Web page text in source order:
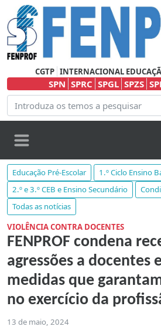
CGTP INTERNACIONAL
SPN SPRC SPGL SPZS
Educação Pré-Escolar
1.º Ciclo Ensino
2.º e 3.º CEB e Ensino Secundário
Todas as notícias
VIOLÊNCIA CONTRA DOCENTES
FENPROF condena
agressões a docentes
medidas que
no exercício da
13 de maio, 2024